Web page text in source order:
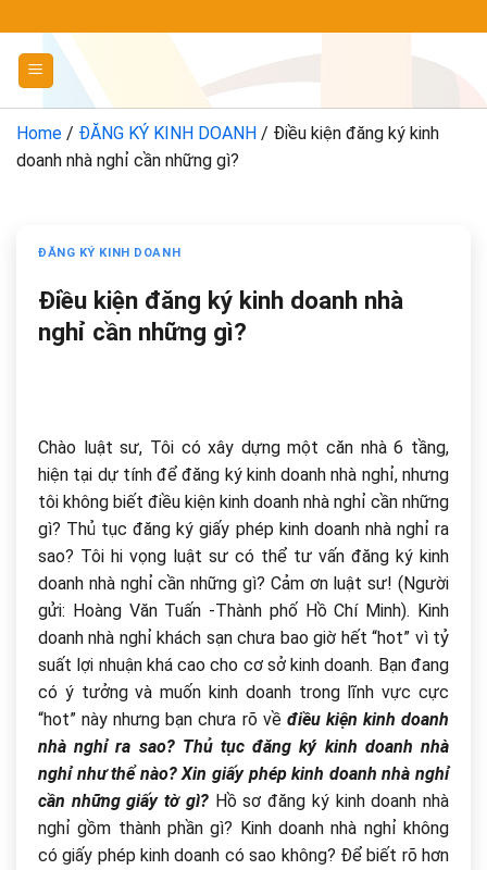
đến
dung
Home / ĐĂNG KÝ KINH DOANH / Điều kiện đăng ký kinh
doanh nhà nghỉ cần những gì?
ĐĂNG KÝ KINH DOANH
Điều kiện đăng ký kinh doanh nhà
nghỉ cần những gì?
Chào luật sư, Tôi có xây dựng một căn nhà 6 tầng,
hiện tại dự tính để đăng ký kinh doanh nhà nghỉ, nhưng
tôi không biết điều kiện kinh doanh nhà nghỉ cần những
gì? Thủ tục đăng ký giấy phép kinh doanh nhà nghỉ ra
sao? Tôi hi vọng luật sư có thể tư vấn đăng ký kinh
doanh nhà nghỉ cần những gì? Cảm ơn luật sư! (Người
gửi: Hoàng Văn Tuấn -Thành phố Hồ Chí Minh). Kinh
doanh nhà nghỉ khách sạn chưa bao giờ hết “hot” vì tỷ
suất lợi nhuận khá cao cho cơ sở kinh doanh. Bạn đang
có ý tưởng và muốn kinh doanh trong lĩnh vực cực
“hot” này nhưng bạn chưa rõ về điều kiện kinh doanh
nhà nghỉ ra sao? Thủ tục đăng ký kinh doanh nhà
nghỉ như thể nào? Xin giấy phép kinh doanh nhà nghỉ
cần những giấy tờ gì? Hồ sơ đăng ký kinh doanh nhà
nghỉ gồm thành phần gì? Kinh doanh nhà nghỉ không
có giấy phép kinh doanh có sao không? Để biết rõ hơn